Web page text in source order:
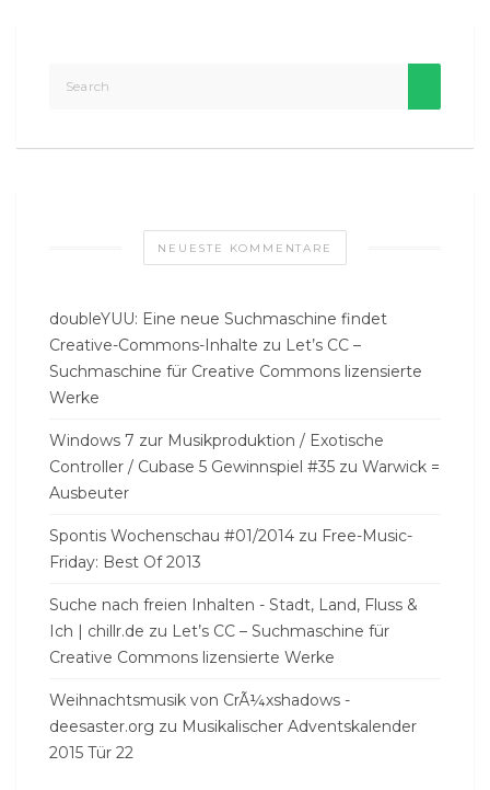
NEUESTE KOMMENTARE
doubleYUU: Eine neue Suchmaschine findet
Creative-Commons-Inhalte zu Let’s CC –
Suchmaschine für Creative Commons lizensierte
Werke
Windows 7 zur Musikproduktion / Exotische
Controller / Cubase 5 Gewinnspiel #35 zu Warwick =
Ausbeuter
Spontis Wochenschau #01/2014 zu Free-Music-
Friday: Best Of 2013
Suche nach freien Inhalten - Stadt, Land, Fluss &
Ich | chillr.de zu Let’s CC – Suchmaschine für
Creative Commons lizensierte Werke
Weihnachtsmusik von CrÃ¼xshadows -
deesaster.org zu Musikalischer Adventskalender
2015 Tür 22